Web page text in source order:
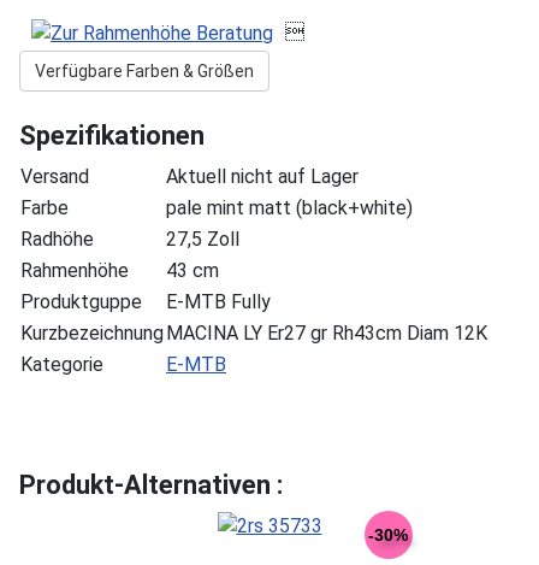

Verfügbare Farben & Größen
Spezifikationen
Versand
Aktuell nicht auf Lager
Farbe
pale mint matt (black+white)
Radhöhe
27,5 Zoll
Rahmenhöhe
43 cm
Produktguppe
E-MTB Fully
KurzbezeichnungMACINA LY Er27 gr Rh43cm Diam 12K
Kategorie
E-MTB
Produkt-Alternativen :
-30%